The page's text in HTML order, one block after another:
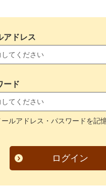
アドレス
ード
ールアドレス・パスワードを記
ログイン